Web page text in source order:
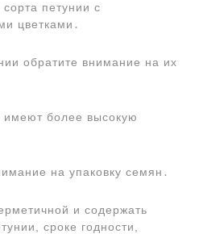
петунии с
цветками․
обратите внимание на их
более высокую
на упаковку семян․
и содержать
сроке годности,